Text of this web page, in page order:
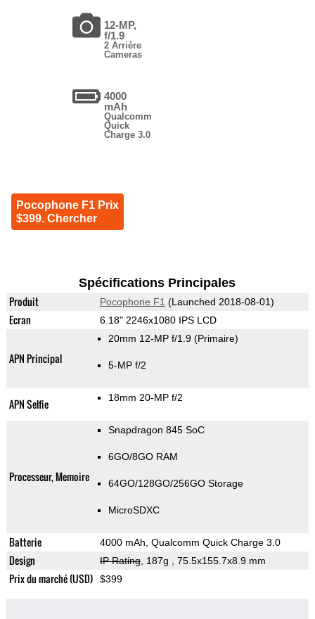
12-MP,
f/1.9
2 Arrière
Cameras
4000
mAh
Qualcomm
Quick
Charge 3.0
Pocophone F1 Prix
$399. Chercher
Spécifications Principales
Produit Pocophone F1 (Launched 2018-08-01)
Ecran 6.18" 2246x1080 IPS LCD
APN Principal
20mm 12-MP f/1.9 (Primaire)
5-MP f/2
APN Selfie 18mm 20-MP f/2
Processeur, Memoire
Snapdragon 845 SoC
6GO/8GO RAM
64GO/128GO/256GO Storage
MicroSDXC
Batterie 4000 mAh, Qualcomm Quick Charge 3.0
Design IP Rating, 187g , 75.5x155.7x8.9 mm
Prix du marché (USD) $399